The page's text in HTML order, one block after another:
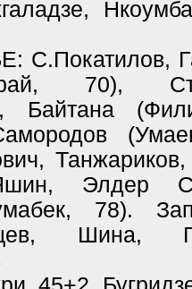
С.Покатилов,
70),
Байтана
Элдер
78).
Шина,